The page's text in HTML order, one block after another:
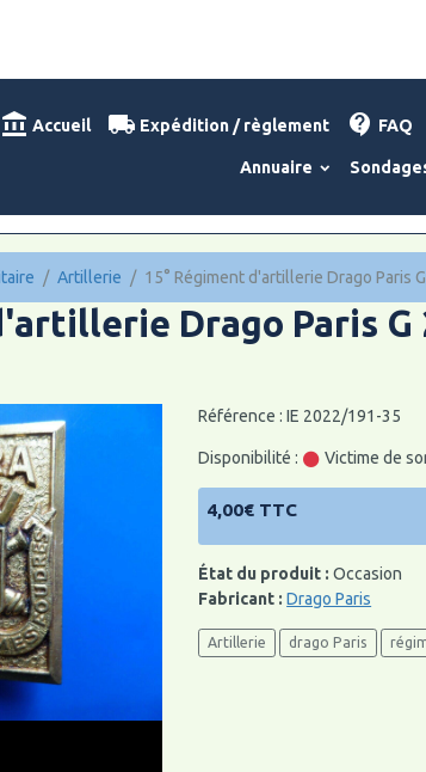
Accueil Expédition / règlement FAQ
Annuaire
Artillerie 15° Régiment d'artillerie Drago Paris
Drago Paris G
Référence : IE 2022/191-35
Disponibilité : Victime de
4,00€ TTC
État du produit : Occasion
Fabricant : Drago Paris
Artillerie drago Paris